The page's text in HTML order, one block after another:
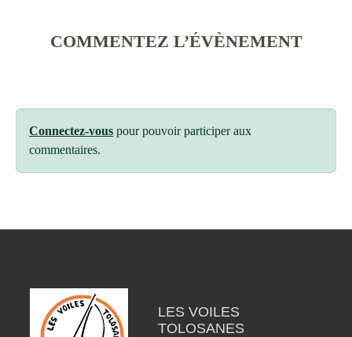
COMMENTEZ L’ÉVÈNEMENT
Connectez-vous pour pouvoir participer aux
commentaires.
LES VOILES
TOLOSANES